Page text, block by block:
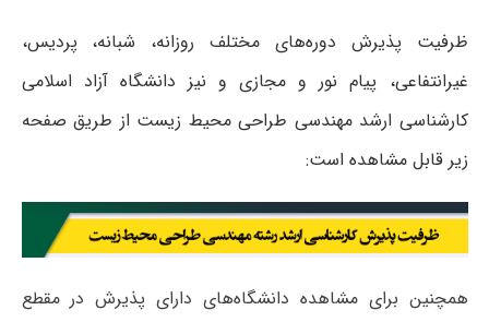
ظرفیت پذیرش دوره‌های مختلف روزانه، شبانه، پردیس،
غیرانتفاعی، پیام نور و مجازی و نیز دانشگاه آزاد اسلامی
کارشناسی ارشد مهندسی طراحی محیط زیست از طریق صفحه
زیر قابل مشاهده است:
همچنین برای مشاهده دانشگاه‌های دارای پذیرش در مقطع